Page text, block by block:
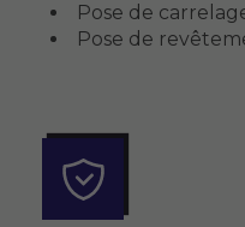
Pose de
Pose de